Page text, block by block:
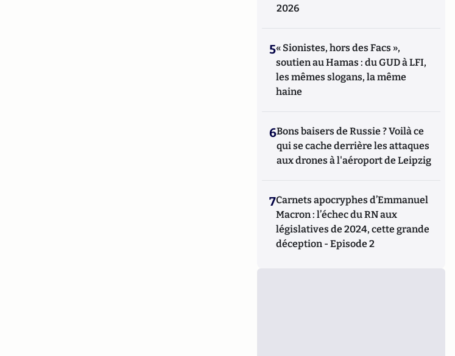
2026
5« Sionistes, hors des Facs »,
soutien au Hamas : du GUD à LFI,
les mêmes slogans, la même
haine
6Bons baisers de Russie ? Voilà ce
qui se cache derrière les attaques
aux drones à l'aéroport de Leipzig
7Carnets apocryphes d’Emmanuel
Macron : l’échec du RN aux
législatives de 2024, cette grande
déception - Episode 2